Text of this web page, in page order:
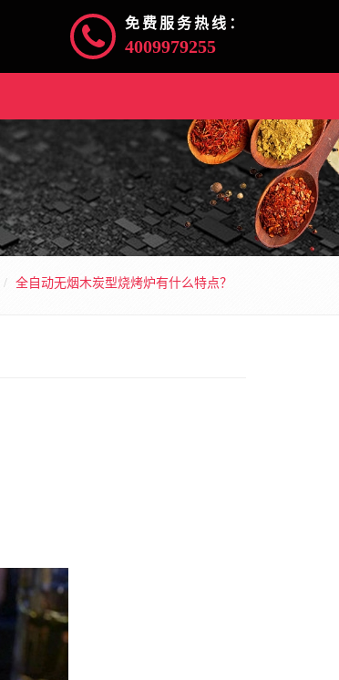
免费服务热线：
4009979255
全自动无烟木炭型烧烤炉有什么特点？